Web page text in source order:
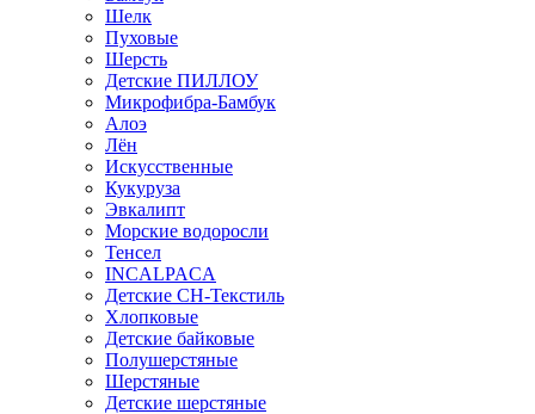
Шелк
Пуховые
Шерсть
Детские ПИЛЛОУ
Микрофибра-Бамбук
Алоэ
Лён
Искусственные
Кукуруза
Эвкалипт
Морские водоросли
Тенсел
INCALPACA
Детские СН-Текстиль
Хлопковые
Детские байковые
Полушерстяные
Шерстяные
Детские шерстяные